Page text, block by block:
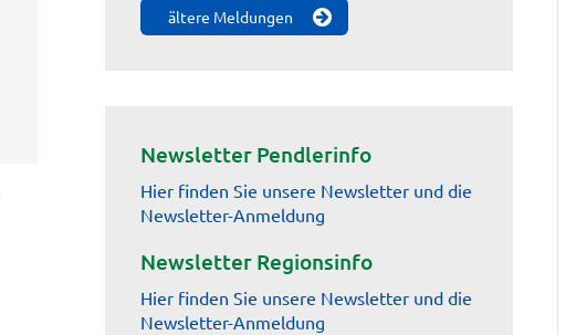
ältere Meldungen
Newsletter Pendlerinfo
Hier finden Sie unsere Newsletter und die
Newsletter-Anmeldung
Newsletter Regionsinfo
Hier finden Sie unsere Newsletter und die
Newsletter-Anmeldung